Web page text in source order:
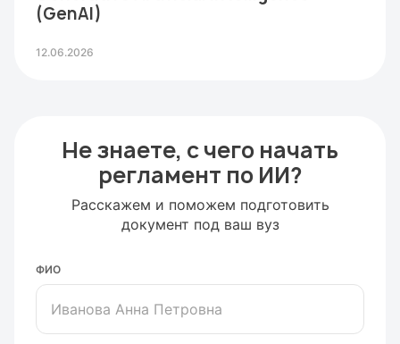
(GenAI)
12.06.2026
Не знаете, с чего начать
регламент по ИИ?
Расскажем и поможем подготовить
документ под ваш вуз
ФИО